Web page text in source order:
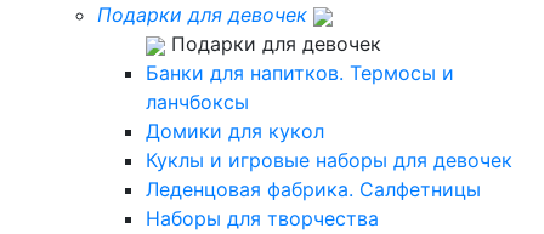
Подарки для девочек
Подарки для девочек
Банки для напитков. Термосы и
ланчбоксы
Домики для кукол
Куклы и игровые наборы для девочек
Леденцовая фабрика. Салфетницы
Наборы для творчества